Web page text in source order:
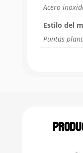
Acero
Estilo del
Puntas